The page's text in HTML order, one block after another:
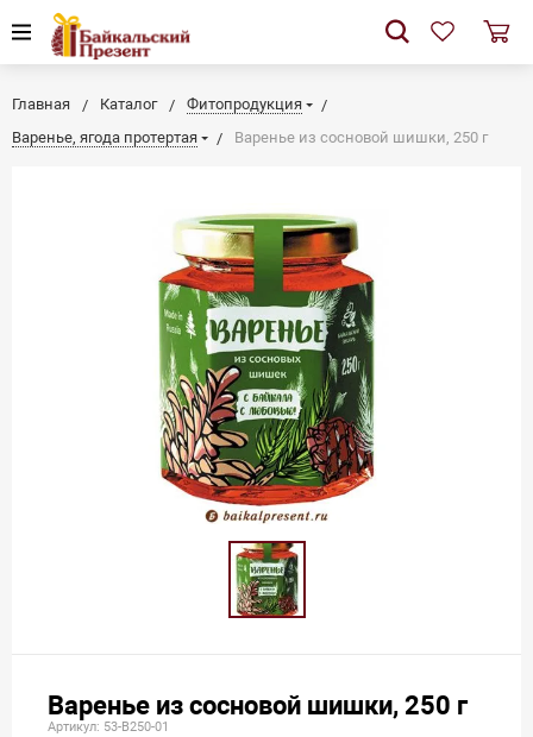
Главная Каталог
Фитопродукция
Варенье, ягода протертая
Варенье из сосновой шишки, 250 г
Варенье из сосновой шишки, 250 г
Артикул: 53-В250-01